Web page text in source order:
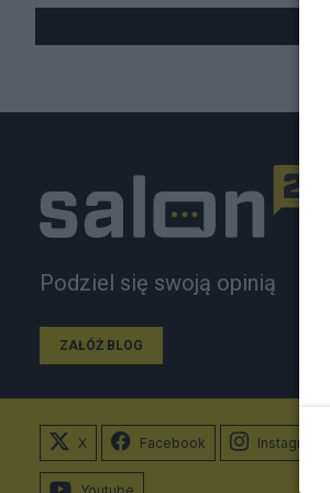
Podziel się swoją opinią
ZAŁÓŻ BLOG
X Facebook Instagram
Youtube